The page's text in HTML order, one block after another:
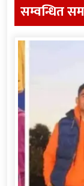
सम्वन्धित